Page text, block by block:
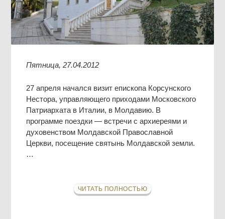
Пятница, 27.04.2012
27 апреля начался визит епископа Корсунского
Нестора, управляющего приходами Московского
Патриархата в Италии, в Молдавию. В
программе поездки — встречи с архиереями и
духовенством Молдавской Православной
Церкви, посещение святынь Молдавской земли.
…
ЧИТАТЬ ПОЛНОСТЬЮ